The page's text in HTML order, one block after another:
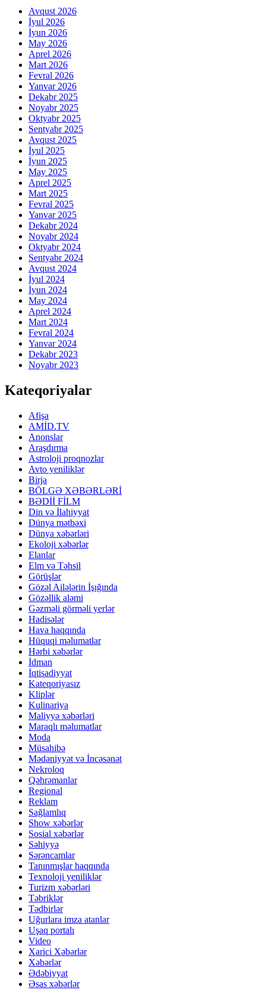
Avqust 2026
İyul 2026
İyun 2026
May 2026
Aprel 2026
Mart 2026
Fevral 2026
Yanvar 2026
Dekabr 2025
Noyabr 2025
Oktyabr 2025
Sentyabr 2025
Avqust 2025
İyul 2025
İyun 2025
May 2025
Aprel 2025
Mart 2025
Fevral 2025
Yanvar 2025
Dekabr 2024
Noyabr 2024
Oktyabr 2024
Sentyabr 2024
Avqust 2024
İyul 2024
İyun 2024
May 2024
Aprel 2024
Mart 2024
Fevral 2024
Yanvar 2024
Dekabr 2023
Noyabr 2023
Kateqoriyalar
Afişa
AMİD.TV
Anonslar
Araşdırma
Astroloji proqnozlar
Avto yeniliklər
Birja
BÖLGƏ XƏBƏRLƏRİ
BƏDİİ FİLM
Din və İlahiyyat
Dünya mətbəxi
Dünya xəbərləri
Ekoloji xəbərlər
Elanlar
Elm və Təhsil
Görüşlər
Gözəl Ailələrin İşığında
Gözəllik aləmi
Gəzməli görməli yerlər
Hadisələr
Hava haqqında
Hüquqi məlumatlar
Hərbi xəbərlər
İdman
İqtisadiyyat
Kateqoriyasız
Kliplər
Kulinariya
Maliyyə xəbərləri
Maraqlı məlumatlar
Moda
Müsahibə
Mədəniyyət və İncəsənət
Nekroloq
Qəhrəmanlar
Regional
Reklam
Sağlamlıq
Show xəbərlər
Sosial xəbərlər
Səhiyyə
Sərəncamlar
Tanınmışlar haqqında
Texnoloji yeniliklər
Turizm xəbərləri
Təbriklər
Tədbirlər
Uğurlara imza atanlar
Uşaq portalı
Video
Xarici Xəbərlər
Xəbərlər
Ədəbiyyat
Əsas xəbərlər